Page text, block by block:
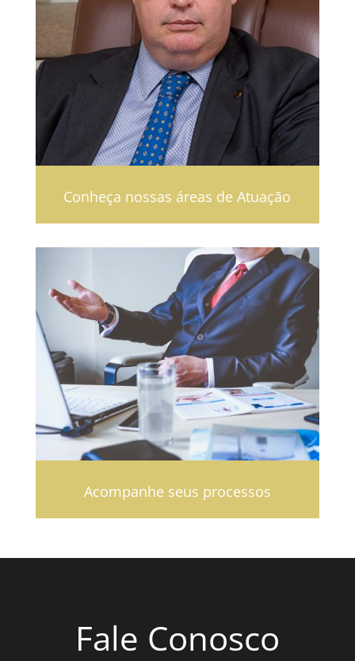
Conheça nossas áreas de Atuação
Acompanhe seus processos
Fale Conosco